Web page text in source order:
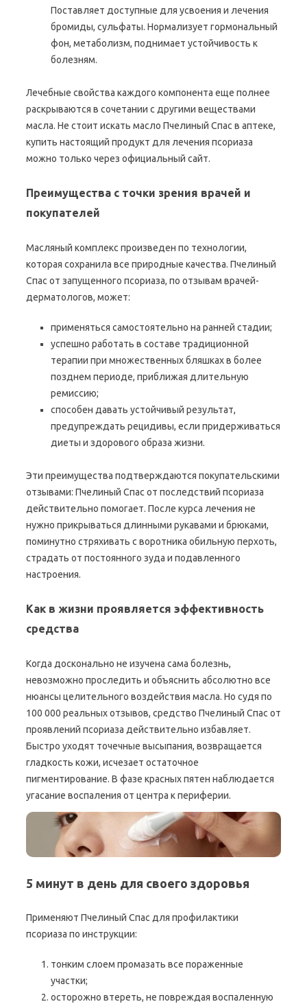
Поставляет доступные для усвоения и лечения
бромиды, сульфаты. Нормализует гормональный
фон, метаболизм, поднимает устойчивость к
болезням.
Лечебные свойства каждого компонента еще полнее
раскрываются в сочетании с другими веществами
масла. Не стоит искать масло Пчелиный Спас в аптеке,
купить настоящий продукт для лечения псориаза
можно только через официальный сайт.
Преимущества с точки зрения врачей и
покупателей
Масляный комплекс произведен по технологии,
которая сохранила все природные качества. Пчелиный
Спас от запущенного псориаза, по отзывам врачей-
дерматологов, может:
применяться самостоятельно на ранней стадии;
успешно работать в составе традиционной
терапии при множественных бляшках в более
позднем периоде, приближая длительную
ремиссию;
способен давать устойчивый результат,
предупреждать рецидивы, если придерживаться
диеты и здорового образа жизни.
Эти преимущества подтверждаются покупательскими
отзывами: Пчелиный Спас от последствий псориаза
действительно помогает. После курса лечения не
нужно прикрываться длинными рукавами и брюками,
поминутно стряхивать с воротника обильную перхоть,
страдать от постоянного зуда и подавленного
настроения.
Как в жизни проявляется эффективность
средства
Когда досконально не изучена сама болезнь,
невозможно проследить и объяснить абсолютно все
нюансы целительного воздействия масла. Но судя по
100 000 реальных отзывов, средство Пчелиный Спас от
проявлений псориаза действительно избавляет.
Быстро уходят точечные высыпания, возвращается
гладкость кожи, исчезает остаточное
пигментирование. В фазе красных пятен наблюдается
угасание воспаления от центра к периферии.
5 минут в день для своего здоровья
Применяют Пчелиный Спас для профилактики
псориаза по инструкции:
тонким слоем промазать все пораженные
участки;
осторожно втереть, не повреждая воспаленную